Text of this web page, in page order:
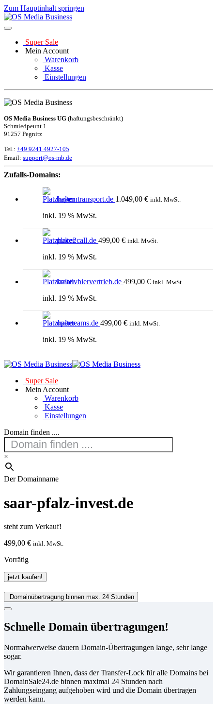
Zum Hauptinhalt springen
Super Sale
Mein Account
Warenkorb
Kasse
Einstellungen
OS Media Business UG (haftungsbeschränkt)
Schmiedpeunt 1
91257 Pegnitz
Tel.: +49 9241 4927-105
Email: support@os-mb.de
Zufalls-Domains:
bayerntransport.de 1.049,00 € inkl. MwSt.
inkl. 19 % MwSt.
place2call.de 499,00 € inkl. MwSt.
inkl. 19 % MwSt.
kreativbiervertrieb.de 499,00 € inkl. MwSt.
inkl. 19 % MwSt.
openteams.de 499,00 € inkl. MwSt.
inkl. 19 % MwSt.
Super Sale
Mein Account
Warenkorb
Kasse
Einstellungen
Domain finden ....
×
Der Domainname
saar-pfalz-invest.de
steht zum Verkauf!
499,00 € inkl. MwSt.
Vorrätig
saar-
pfalz-
invest.de
Menge
jetzt kaufen!
Domainübertragung binnen max. 24 Stunden
Schnelle Domain übertragungen!
Normalwerweise dauern Domain-Übertragungen lange, sehr lange
sogar.
Wir garantieren Ihnen, dass der Transfer-Lock für alle Domains bei
DomainSale24.de binnen maximal 24 Stunden nach
Zahlungseingang aufgehoben wird und die Domain übertragen
werden kann.